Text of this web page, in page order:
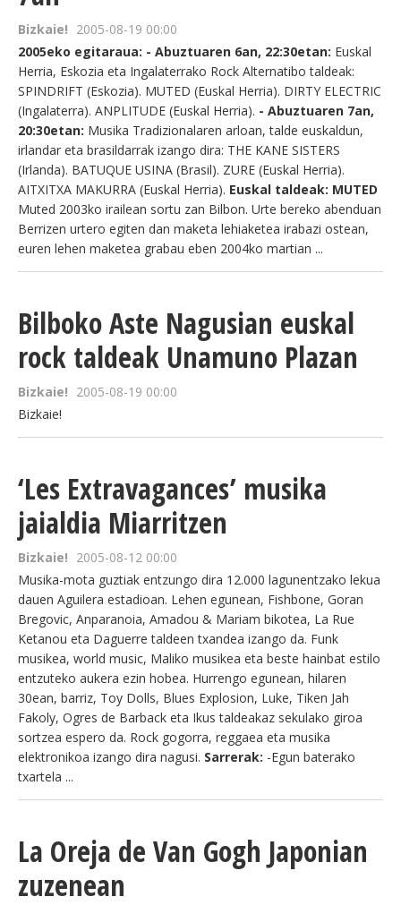
Bizkaie! 2005-08-19 00:00
2005eko egitaraua: - Abuztuaren 6an, 22:30etan: Euskal
Herria, Eskozia eta Ingalaterrako Rock Alternatibo taldeak:
SPINDRIFT (Eskozia). MUTED (Euskal Herria). DIRTY ELECTRIC
(Ingalaterra). ANPLITUDE (Euskal Herria). - Abuztuaren 7an,
20:30etan: Musika Tradizionalaren arloan, talde euskaldun,
irlandar eta brasildarrak izango dira: THE KANE SISTERS
(Irlanda). BATUQUE USINA (Brasil). ZURE (Euskal Herria).
AITXITXA MAKURRA (Euskal Herria). Euskal taldeak: MUTED
Muted 2003ko irailean sortu zan Bilbon. Urte bereko abenduan
Berrizen urtero egiten dan maketa lehiaketea irabazi ostean,
euren lehen maketea grabau eben 2004ko martian ...
Bilboko Aste Nagusian euskal
rock taldeak Unamuno Plazan
Bizkaie! 2005-08-19 00:00
Bizkaie!
‘Les Extravagances’ musika
jaialdia Miarritzen
Bizkaie! 2005-08-12 00:00
Musika-mota guztiak entzungo dira 12.000 lagunentzako lekua
dauen Aguilera estadioan. Lehen egunean, Fishbone, Goran
Bregovic, Anparanoia, Amadou & Mariam bikotea, La Rue
Ketanou eta Daguerre taldeen txandea izango da. Funk
musikea, world music, Maliko musikea eta beste hainbat estilo
entzuteko aukera ezin hobea. Hurrengo egunean, hilaren
30ean, barriz, Toy Dolls, Blues Explosion, Luke, Tiken Jah
Fakoly, Ogres de Barback eta Ikus taldeakaz sekulako giroa
sortzea espero da. Rock gogorra, reggaea eta musika
elektronikoa izango dira nagusi. Sarrerak: -Egun baterako
txartela ...
La Oreja de Van Gogh Japonian
zuzenean